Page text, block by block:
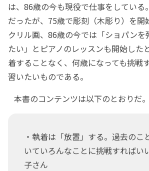
は、86歳の今も現役で仕事をしている
だったが、75歳で彫刻（木彫り）を開
クリル画、86歳の今では「ショパンを
たい」とピアノのレッスンも開始した
着することなく、何歳になっても挑戦
習いたいものである。
本書のコンテンツは以下のとおりだ。
・執着は「放置」する。過去のこ
いていろんなことに挑戦すれば
子さん